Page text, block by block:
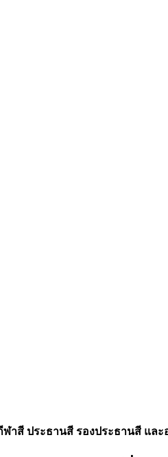
าสี ประธานสี รองประธานสี แล